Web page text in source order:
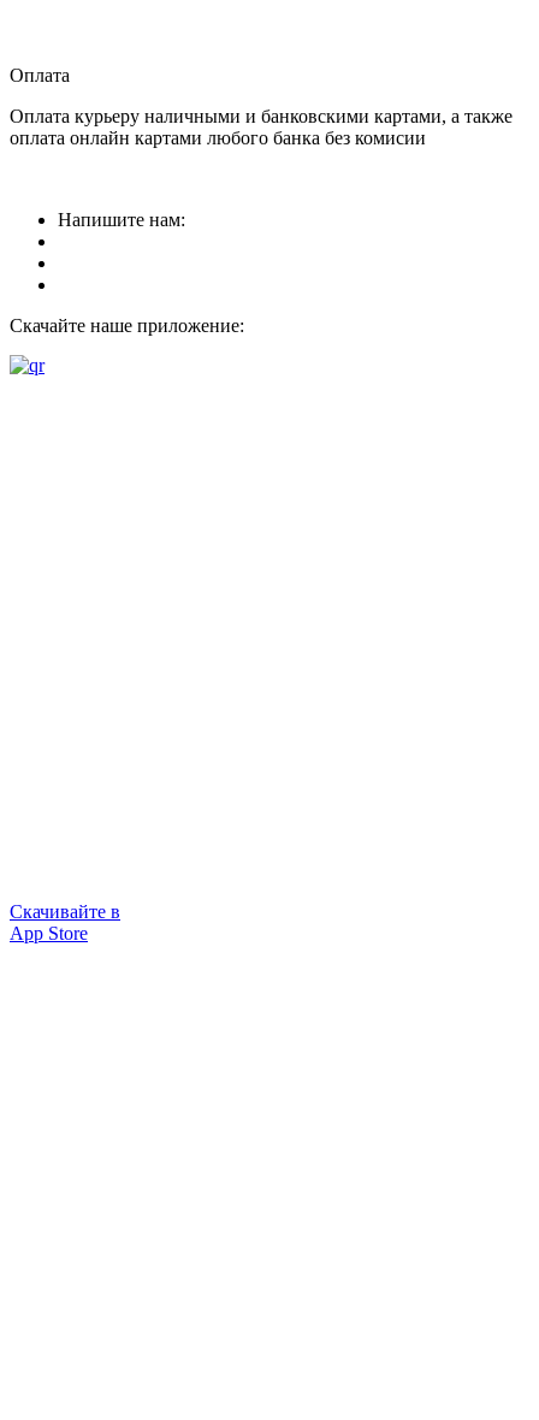
Оплата
Оплата курьеру наличными и банковскими картами, а также
оплата онлайн картами любого банка без комисии
Напишите нам:
Скачайте наше приложение:
Скачивайте в
App Store